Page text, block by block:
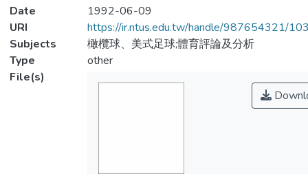
Date
1992-06-09
URI
https://ir.ntus.edu.tw/handle/987654321/
Subjects
橄欖球、美式足球;體育評論及分析
Type
other
File(s)